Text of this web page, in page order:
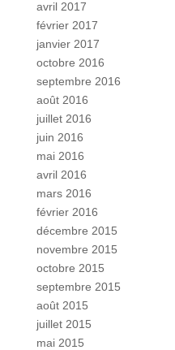
avril 2017
février 2017
janvier 2017
octobre 2016
septembre 2016
août 2016
juillet 2016
juin 2016
mai 2016
avril 2016
mars 2016
février 2016
décembre 2015
novembre 2015
octobre 2015
septembre 2015
août 2015
juillet 2015
mai 2015